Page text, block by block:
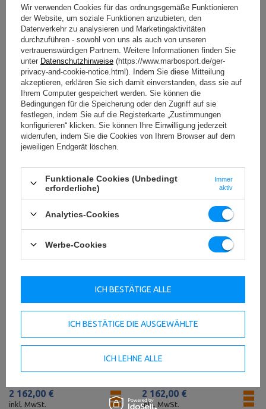
Latzugmaschine MF-U005 2.0 -
2 162,00 €
Sport
1 376,00 €
loaded) MF-U015 2.0 - Marbo
2 162,00 €
inkl. MwSt.
1
2.0 - Marbo Sport
2 162,00 €
inkl. MwSt.
Wir verwenden Cookies für das ordnungsgemäße Funktionieren
der Website, um soziale Funktionen anzubieten, den
Datenverkehr zu analysieren und Marketingaktivitäten
durchzuführen - sowohl von uns als auch von unseren
vertrauenswürdigen Partnern. Weitere Informationen finden Sie
unter Datenschutzhinweise (https://www.marbosport.de/ger-
privacy-and-cookie-notice.html). Indem Sie diese Mitteilung
akzeptieren, erklären Sie sich damit einverstanden, dass sie auf
Ihrem Computer gespeichert werden. Sie können die
Bedingungen für die Speicherung oder den Zugriff auf sie
festlegen, indem Sie auf die Registerkarte „Zustimmungen
konfigurieren“ klicken. Sie können Ihre Einwilligung jederzeit
widerrufen, indem Sie die Cookies von Ihrem Browser auf dem
jeweiligen Endgerät löschen.
Funktionale Cookies (Unbedingt
erforderliche)
Immer
aktiv
Analytics-Cookies
Werbe-Cookies
ICH BESTÄTIGE DIE AUSGEWÄHLTE
ICH LEHNE ALLE
ICH BESTÄTIGE ALLE